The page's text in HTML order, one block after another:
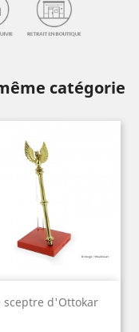
catégorie
sceptre d'Ottokar